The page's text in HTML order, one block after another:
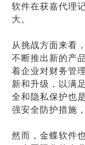
软件在获嘉代理
大。
从挑战方面来看
不断推出新的产
着企业对财务管
新和升级，以满
全和隐私保护也
强安全防护措施
然而，金蝶软件